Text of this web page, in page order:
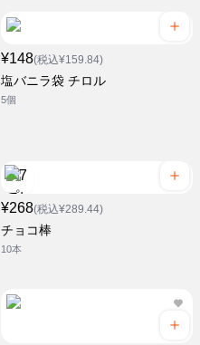
¥148(税込¥159.84)
塩バニラ袋 チロル
5個
¥268(税込¥289.44)
チョコ棒
10本